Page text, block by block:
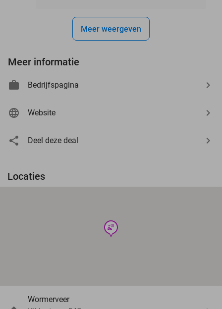
Meer weergeven
Meer informatie
Bedrijfspagina
Website
Deel deze deal
Locaties
wellness
Wormerveer